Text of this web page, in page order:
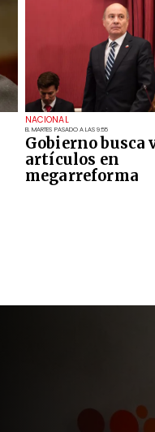
NACIONAL
EL MARTES PASADO A LAS 9:55
Gobierno busca
artículos en
megarreforma